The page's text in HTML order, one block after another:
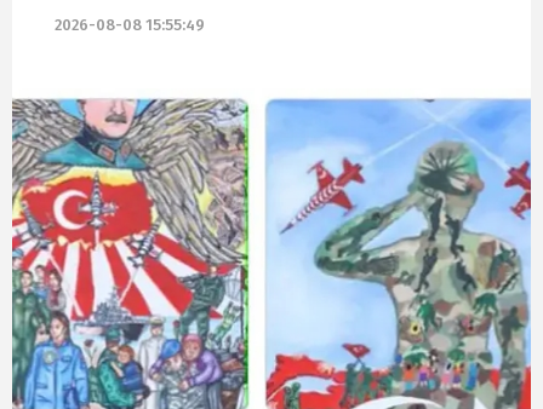
2026-08-08 15:55:49